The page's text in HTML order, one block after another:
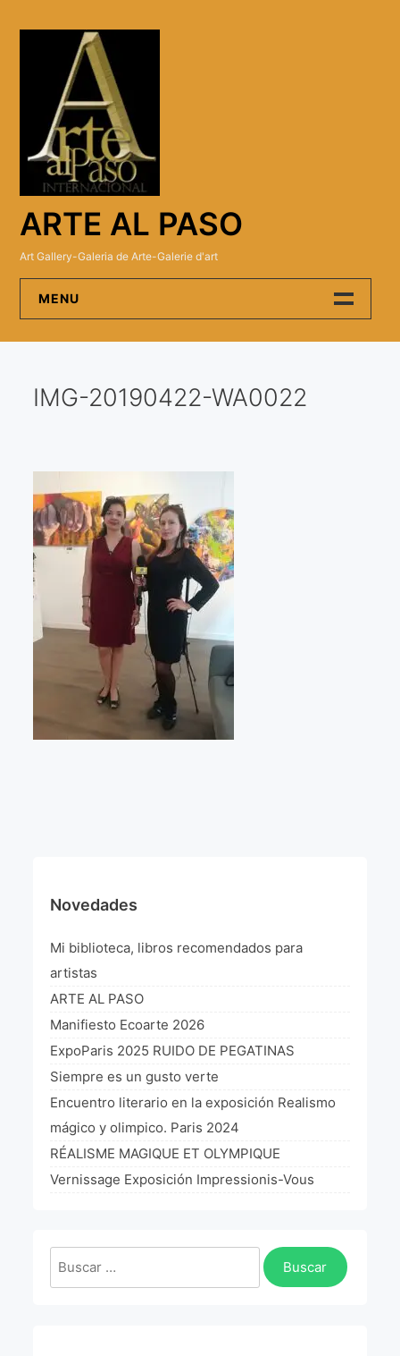
ARTE AL PASO
Art Gallery-Galeria de Arte-Galerie d'art
MENU
Artistas
Visitas a los ateliers o talleres de artistas
Presse
Qué dicen de nosotros?
Aviso legal
Política de cookies
Expositions
Bruit de gommettes Paris 2025
L’art Colombien à Paris 2019
L’art Latino-américain à Paris 2019
Reflecting Source. NY 2019
«Sincronías con sentido» Bogotá Colombia 2019
«Huellas trashumantes» New York 2018
Commissaire D’exposition
Manifiesto Ecoarte
IMG-20190422-WA0022
Novedades
Mi biblioteca, libros recomendados para
artistas
ARTE AL PASO
Manifiesto Ecoarte 2026
ExpoParis 2025 RUIDO DE PEGATINAS
Siempre es un gusto verte
Encuentro literario en la exposición Realismo
mágico y olimpico. Paris 2024
RÉALISME MAGIQUE ET OLYMPIQUE
Vernissage Exposición Impressionis-Vous
Buscar: